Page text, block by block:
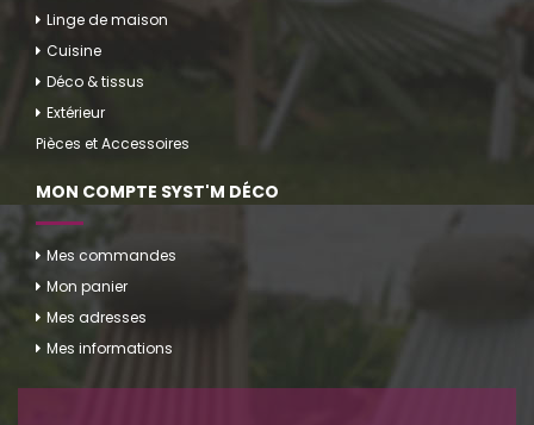
Linge de maison
Cuisine
Déco & tissus
Extérieur
Pièces et Accessoires
MON COMPTE SYST'M DÉCO
Mes commandes
Mon panier
Mes adresses
Mes informations